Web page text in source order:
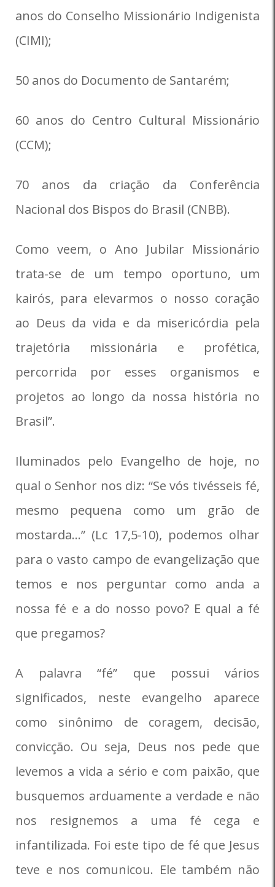
anos do Conselho Missionário Indigenista
(CIMI);
50 anos do Documento de Santarém;
60 anos do Centro Cultural Missionário
(CCM);
70 anos da criação da Conferência
Nacional dos Bispos do Brasil (CNBB).
Como veem, o Ano Jubilar Missionário
trata-se de um tempo oportuno, um
kairós, para elevarmos o nosso coração
ao Deus da vida e da misericórdia pela
trajetória missionária e profética,
percorrida por esses organismos e
projetos ao longo da nossa história no
Brasil”.
Iluminados pelo Evangelho de hoje, no
qual o Senhor nos diz: “Se vós tivésseis fé,
mesmo pequena como um grão de
mostarda…” (Lc 17,5-10), podemos olhar
para o vasto campo de evangelização que
temos e nos perguntar como anda a
nossa fé e a do nosso povo? E qual a fé
que pregamos?
A palavra “fé” que possui vários
significados, neste evangelho aparece
como sinônimo de coragem, decisão,
convicção. Ou seja, Deus nos pede que
levemos a vida a sério e com paixão, que
busquemos arduamente a verdade e não
nos resignemos a uma fé cega e
infantilizada. Foi este tipo de fé que Jesus
teve e nos comunicou. Ele também não